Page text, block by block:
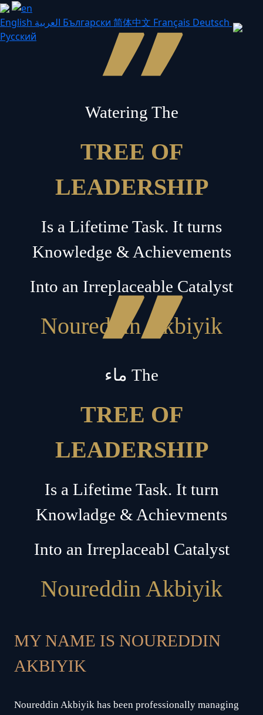
English العربية Български 简体中文 Français Deutsch
Русский
”
Watering The
TREE OF
LEADERSHIP
Is a Lifetime Task. It turns
Knowledge & Achievements
Into an Irreplaceable Catalyst
Noureddin Akbiyik
”
ماء The
TREE OF
LEADERSHIP
Is a Lifetime Task. It turn
Knowladge & Achievments
Into an Irreplaceabl Catalyst
Noureddin Akbiyik
MY NAME IS NOUREDDIN
AKBIYIK
Noureddin Akbiyik has been professionally managing